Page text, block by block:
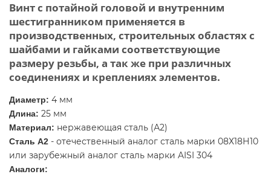
Винт с потайной головой и внутренним
шестигранником применяется в
производственных, строительных областях с
шайбами и гайками соответствующие
размеру резьбы, а так же при различных
соединениях и креплениях элементов.
Диаметр: 4 мм
Длина: 25 мм
Материал: нержавеющая сталь (А2)
Сталь А2 - отечественный аналог сталь марки 08Х18Н10
или зарубежный аналог сталь марки AISI 304
Аналоги: